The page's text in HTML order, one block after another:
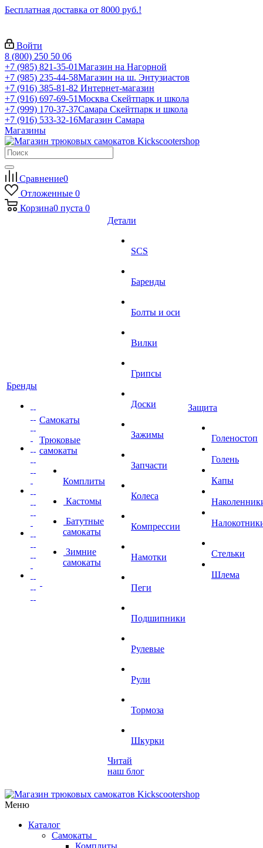
Бесплатная доставка от 8000 руб.!
Войти
8 (800) 250 50 06
+7 (985) 821-35-01Магазин на Нагорной
+7 (985) 235-44-58Магазин на ш. Энтузиастов
+7 (916) 385-81-82 Интернет-магазин
+7 (916) 697-69-51Москва Скейтпарк и школа
+7 (999) 170-37-37Самара Скейтпарк и школа
+7 (916) 533-32-16Магазин Самара
Магазины
Сравнение0
Отложенные 0
Корзина0 пуста 0
Бренды
Самокаты
Трюковые
самокаты
Комплиты
Кастомы
Батутные
самокаты
Зимние
самокаты
Детали
SCS
Баренды
Болты и оси
Вилки
Грипсы
Доски
Зажимы
Запчасти
Колеса
Компрессии
Намотки
Пеги
Подшипники
Рулевые
Рули
Тормоза
Шкурки
Читай
наш блог
Защита
Голеностоп
Голень
Капы
Стельки
Шлема
Меню
Каталог
Самокаты
Комплиты